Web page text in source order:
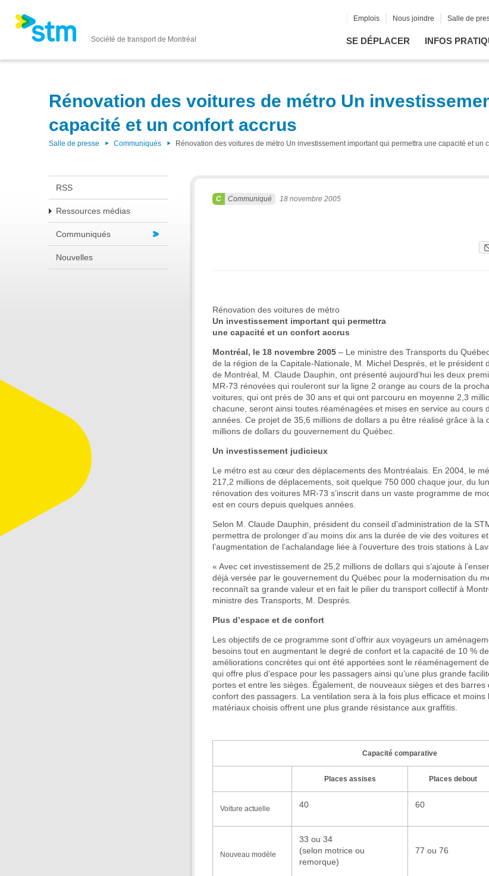
Société de transport de Montréal SE DÉPLACER INFOS
Emplois Nous joindre Salle de
Rénovation des voitures de métro Un
capacité et un confort accrus
Salle de presse Communiqués Rénovation des voitures de métro Un investissement important qui permettra une capacité et un
RSS
Ressources médias
Communiqués
Nouvelles
Communiqué 18 novembre 2005
Rénovation des voitures de métro
Un investissement important qui permettra
une capacité et un confort accrus
Montréal, le 18 novembre 2005 – Le ministre des Transports du
de la région de la Capitale-Nationale, M. Michel Després, et le président
de Montréal, M. Claude Dauphin, ont présenté aujourd’hui les deux
MR-73 rénovées qui rouleront sur la ligne 2 orange au cours de la
voitures, qui ont près de 30 ans et qui ont parcouru en moyenne 2,3
chacune, seront ainsi toutes réaménagées et mises en service au cours
années. Ce projet de 35,6 millions de dollars a pu être réalisé grâce à la
millions de dollars du gouvernement du Québec.
Un investissement judicieux
Le métro est au cœur des déplacements des Montréalais. En 2004, le
217,2 millions de déplacements, soit quelque 750 000 chaque jour, du
rénovation des voitures MR-73 s’inscrit dans un vaste programme de
est en cours depuis quelques années.
Selon M. Claude Dauphin, président du conseil d’administration de la
permettra de prolonger d’au moins dix ans la durée de vie des voitures
l’augmentation de l’achalandage liée à l’ouverture des trois stations à
« Avec cet investissement de 25,2 millions de dollars qui s’ajoute à
déjà versée par le gouvernement du Québec pour la modernisation du
reconnaît sa grande valeur et en fait le pilier du transport collectif à
ministre des Transports, M. Després.
Plus d’espace et de confort
Les objectifs de ce programme sont d’offrir aux voyageurs un
besoins tout en augmentant le degré de confort et la capacité de 10 %
améliorations concrètes qui ont été apportées sont le réaménagement
qui offre plus d’espace pour les passagers ainsi qu’une plus grande
portes et entre les sièges. Également, de nouveaux sièges et des barres
confort des passagers. La ventilation sera à la fois plus efficace et moins
matériaux choisis offrent une plus grande résistance aux graffitis.
Capacité comparative
Places assises Places debout
Voiture actuelle 40 60
Nouveau modèle
33 ou 34
(selon motrice ou
remorque)
77 ou 76